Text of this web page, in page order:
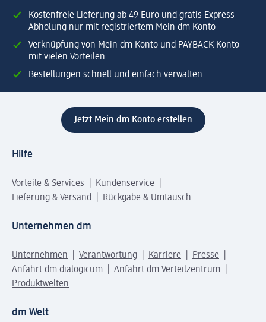
Kostenfreie Lieferung ab 49 Euro und gratis Express-
Abholung nur mit registriertem Mein dm Konto
Verknüpfung von Mein dm Konto und PAYBACK Konto
mit vielen Vorteilen
Bestellungen schnell und einfach verwalten.
Jetzt Mein dm Konto erstellen
Hilfe
Vorteile & Services
Kundenservice
Lieferung & Versand
Rückgabe & Umtausch
Unternehmen dm
Unternehmen Verantwortung Karriere
Presse
Anfahrt dm dialogicum
Anfahrt dm Verteilzentrum
Produktwelten
dm Welt